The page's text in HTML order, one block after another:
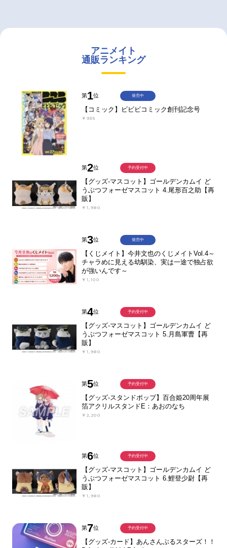
アニメイト
通販ランキング
第1位
【コミック】ビビビコミック創刊記念号
￥935
発売中
第2位
【グッズ-マスコット】ゴールデンカムイ ど
うぶつフォーゼマスコット 4.尾形百之助【再
販】
￥1,980
予約受付中
第3位
【くじメイト】今井文也のくじメイトVol.4～
チャラめに見える幼馴染、実は一途で独占欲
が強いんです～
￥1,100
発売中
第4位
【グッズ-マスコット】ゴールデンカムイ ど
うぶつフォーゼマスコット 5.月島軍曹【再
販】
￥1,980
予約受付中
第5位
【グッズ-スタンドポップ】百合姫20周年展
箔アクリルスタンドE：あおのなち
￥2,200
予約受付中
第6位
【グッズ-マスコット】ゴールデンカムイ ど
うぶつフォーゼマスコット 6.鯉登少尉【再
販】
￥1,980
予約受付中
第7位
【グッズ-カード】あんさんぶるスターズ！！
予約受付中